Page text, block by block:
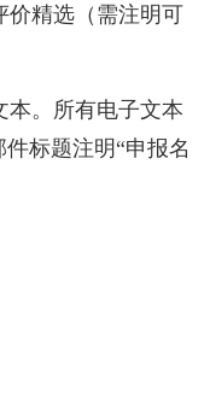
价精选（需注明可
本。所有电子文本
标题注明“申报名